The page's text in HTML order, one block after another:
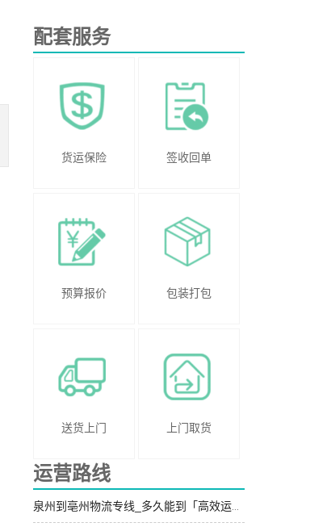
配套服务
货运保险 签收回单
预算报价 包装打包
送货上门 上门取货
运营路线
泉州到亳州物流专线_多久能到「高效运输」